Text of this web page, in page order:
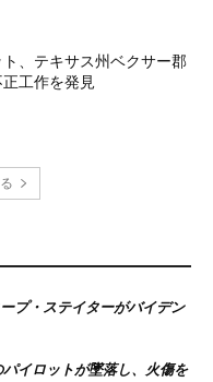
、テキサス州ベクサー郡
工作を発見
プ・ステイターがバイデン
イロットが墜落し、火傷を